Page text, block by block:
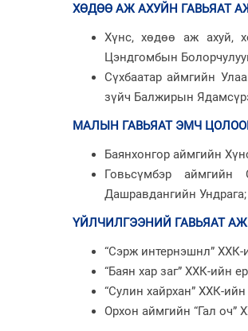
ХӨДӨӨ АЖ АХУЙН ГАВЬЯАТ
Хүнс, хөдөө аж ахуй,
Цэндгомбын
Сүхбаатар аймгийн
зүйч Балжирын
МАЛЫН ГАВЬЯАТ ЭМЧ
Баянхонгор аймгийн
Говьсүмбэр
Дашравдангийн Ундрага;
ҮЙЛЧИЛГЭЭНИЙ ГАВЬЯАТ
“Сэрж интернэшнл” ХХК-
“Баян хар заг” ХХК-ийн
“Сулин хайрхан” ХХК-
Орхон аймгийн “Гал